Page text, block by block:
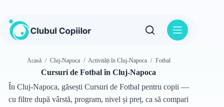
conținut
Acasă / Cluj-Napoca / Activități în Cluj-Napoca / Fotbal
Cursuri de Fotbal în Cluj-Napoca
În Cluj-Napoca, găsești Cursuri de Fotbal pentru copii —
cu filtre după vârstă, program, nivel și preț, ca să compari